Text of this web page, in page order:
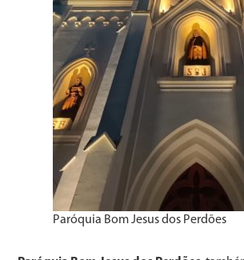
Paróquia Bom Jesus dos Perdões